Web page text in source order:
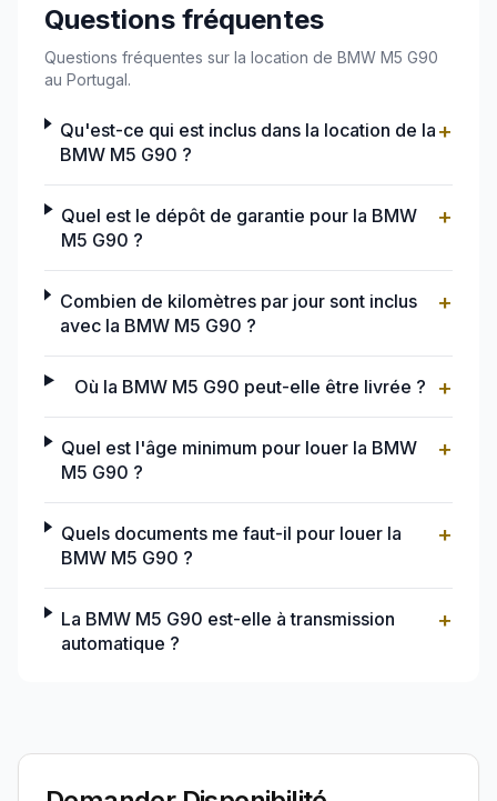
Questions fréquentes
Questions fréquentes sur la location de BMW M5 G90
au Portugal.
Qu'est-ce qui est inclus dans la location de la
BMW M5 G90 ?
+
Quel est le dépôt de garantie pour la BMW
M5 G90 ?
+
Combien de kilomètres par jour sont inclus
avec la BMW M5 G90 ?
+
Où la BMW M5 G90 peut-elle être livrée ? +
Quel est l'âge minimum pour louer la BMW
M5 G90 ?
+
Quels documents me faut-il pour louer la
BMW M5 G90 ?
+
La BMW M5 G90 est-elle à transmission
automatique ?
+